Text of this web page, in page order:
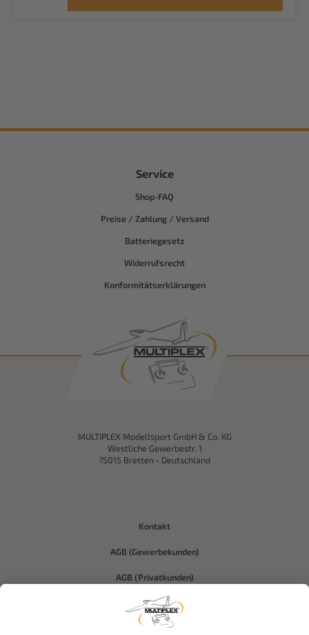
Service
Shop-FAQ
Preise / Zahlung / Versand
Batteriegesetz
Widerrufsrecht
Konformitätserklärungen
MULTIPLEX Modellsport GmbH & Co. KG
Westliche Gewerbestr. 1
75015 Bretten • Deutschland
Kontakt
AGB (Gewerbekunden)
AGB (Privatkunden)
Datenschutz
Compliance-Hitec